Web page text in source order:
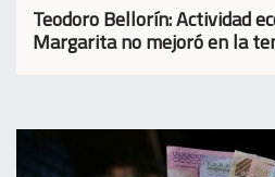
Teodoro Bellorín: Actividad
Margarita no mejoró en la